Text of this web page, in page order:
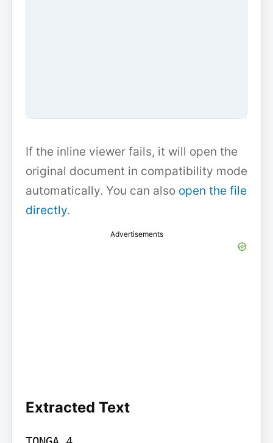
If the inline viewer fails, it will open the
original document in compatibility mode
automatically. You can also open the file
directly.
Advertisements
Extracted Text